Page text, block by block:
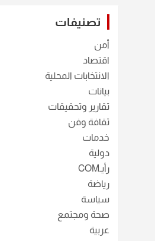
تصنيفات
أمن
اقتصاد
الانتخابات المحلية
بيانات
تقارير وتحقيقات
ثقافة وفن
خدمات
دولية
رأيـCOM
رياضة
سياسة
صحة ومجتمع
عربية